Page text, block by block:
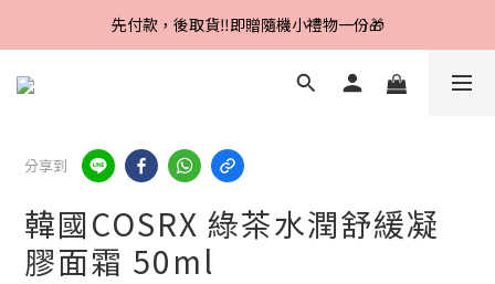
Line好友招募中，首購、回購皆贈100元
先付款，後取貨‼️即贈隨機小禮物一份🎁
Line好友招募中，首購、回購皆贈100元
分享到
韓國COSRX 綠茶水潤舒緩凝
膠面霜 50ml